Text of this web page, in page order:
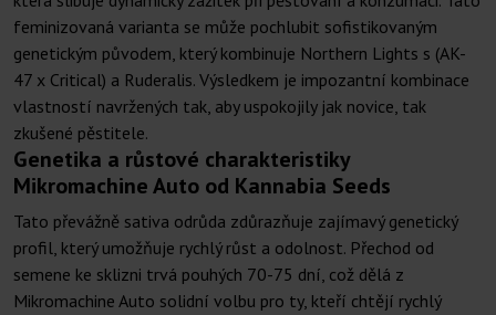
feminizovaná varianta se může pochlubit sofistikovaným
genetickým původem, který kombinuje Northern Lights s (AK-
47 x Critical) a Ruderalis. Výsledkem je impozantní kombinace
vlastností navržených tak, aby uspokojily jak novice, tak
zkušené pěstitele.
Genetika a růstové charakteristiky
Mikromachine Auto od Kannabia Seeds
Tato převážně sativa odrůda zdůrazňuje zajímavý genetický
profil, který umožňuje rychlý růst a odolnost. Přechod od
semene ke sklizni trvá pouhých 70-75 dní, což dělá z
Mikromachine Auto solidní volbu pro ty, kteří chtějí rychlý